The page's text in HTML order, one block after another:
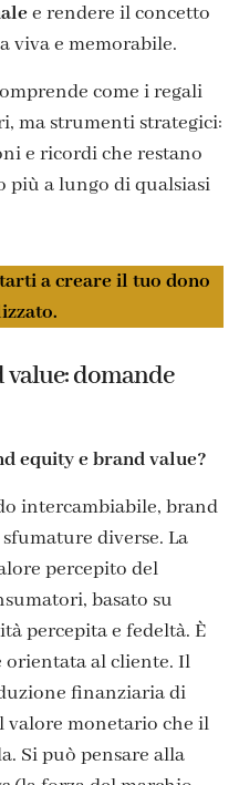
e rendere il concetto
viva e memorabile.
come i regali
ma strumenti strategici:
e ricordi che restano
più a lungo di qualsiasi
a creare il tuo dono
domande
equity e brand value?
intercambiabile, brand
diverse. La
percepito del
basato su
percepita e fedeltà. È
al cliente. Il
finanziaria di
valore monetario che il
Si può pensare alla